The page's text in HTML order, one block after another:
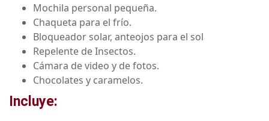
Mochila personal pequeña.
Chaqueta para el frío.
Bloqueador solar, anteojos para el sol
Repelente de Insectos.
Cámara de video y de fotos.
Chocolates y caramelos.
Incluye: